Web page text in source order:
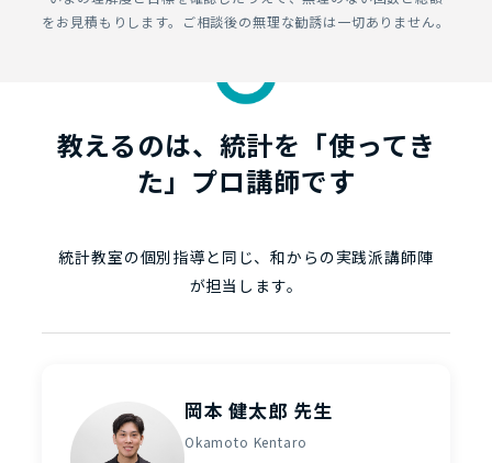
をお見積もりします。ご相談後の無理な勧誘は一切ありません。
教えるのは、統計を「使ってき
た」プロ講師です
統計教室の個別指導と同じ、和からの実践派講師陣
が担当します。
岡本 健太郎 先生
Okamoto Kentaro